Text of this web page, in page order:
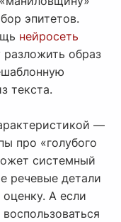
эпитетов.
нейросеть
разложить образ
текста.
—
про «голубого
системный
речевые детали
А если